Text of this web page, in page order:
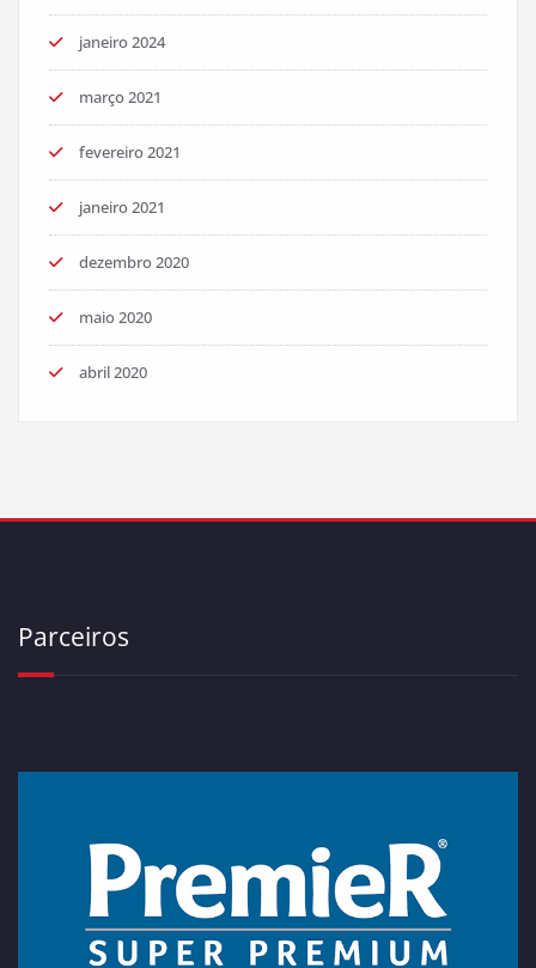
janeiro 2024
março 2021
fevereiro 2021
janeiro 2021
dezembro 2020
maio 2020
abril 2020
Parceiros